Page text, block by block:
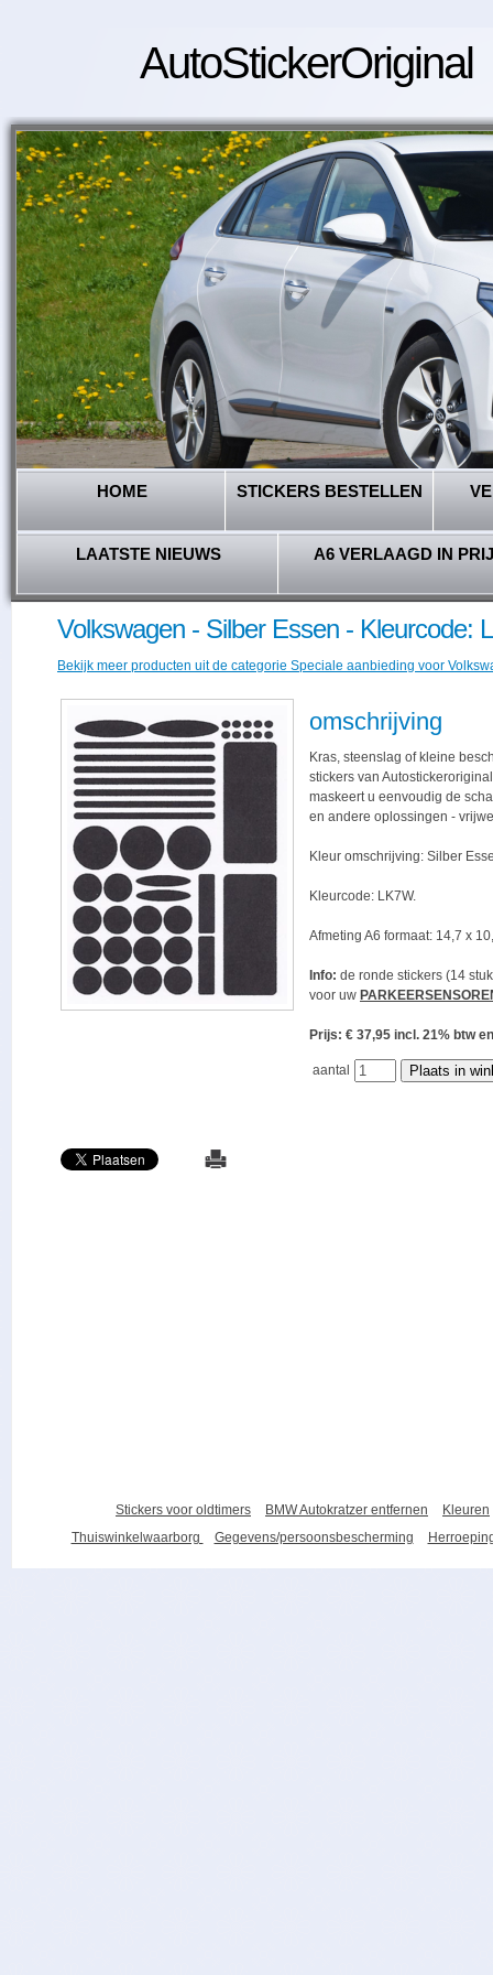
AutoStickerOriginal
HOME STICKERS BESTELLEN
LAATSTE NIEUWS A6 VERLAAGD IN
Volkswagen - Silber Essen - Kleurcode:
Bekijk meer producten uit de categorie Speciale aanbieding voor
omschrijving
Kras, steenslag of kleine
stickers van
maskeert u eenvoudig de
en andere oplossingen -
Kleur omschrijving: Silber
Kleurcode: LK7W.
Afmeting A6 formaat: 14,7 x
Info: de ronde stickers (14
voor uw
Prijs: € 37,95 incl. 21% btw
aantal
Stickers voor oldtimers BMW Autokratzer entfernen
Kleuren
Thuiswinkelwaarborg
Gegevens/persoonsbescherming